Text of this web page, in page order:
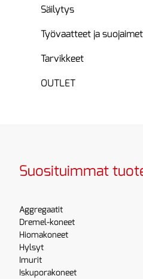
Säilytys
Työvaatteet ja suojaimet
Tarvikkeet
OUTLET
Suosituimmat
Aggregaatit
Dremel-koneet
Hiomakoneet
Hylsyt
Imurit
Iskuporakoneet